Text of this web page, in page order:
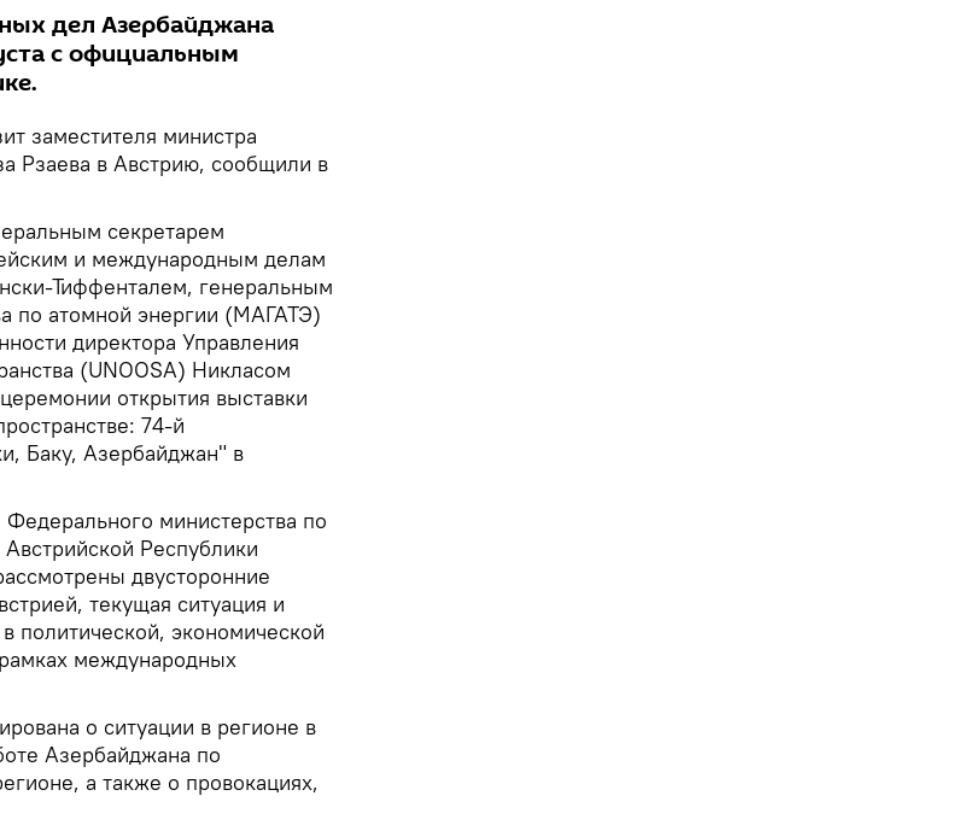
дел Азербайджана
с официальным
заместителя министра
Рзаева в Австрию, сообщили в
секретарем
и международным делам
Тиффенталем, генеральным
по атомной энергии (МАГАТЭ)
директора Управления
(UNOOSA) Никласом
открытия выставки
74-й
Баку, Азербайджан" в
министерства по
Республики
двусторонние
текущая ситуация и
политической, экономической
международных
о ситуации в регионе в
Азербайджана по
а также о провокациях,